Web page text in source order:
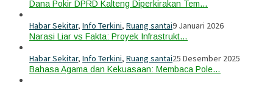
Dana Pokir DPRD Kalteng Diperkirakan Tem…
Habar Sekitar, Info Terkini, Ruang santai9 Januari 2026
Narasi Liar vs Fakta: Proyek Infrastrukt…
Habar Sekitar, Info Terkini, Ruang santai25 Desember 2025
Bahasa Agama dan Kekuasaan: Membaca Pole…